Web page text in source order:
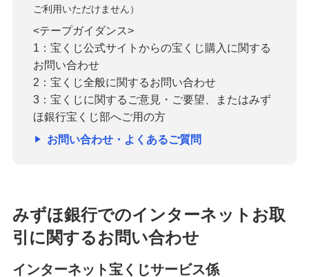
ご利用いただけません）
<テープガイダンス>
1：宝くじ公式サイトからの宝くじ購入に関する
お問い合わせ
2：宝くじ全般に関するお問い合わせ
3：宝くじに関するご意見・ご要望、またはみず
ほ銀行宝くじ部へご用の方
お問い合わせ・よくあるご質問
みずほ銀行でのインターネットお取
引に関するお問い合わせ
インターネット宝くじサービス係